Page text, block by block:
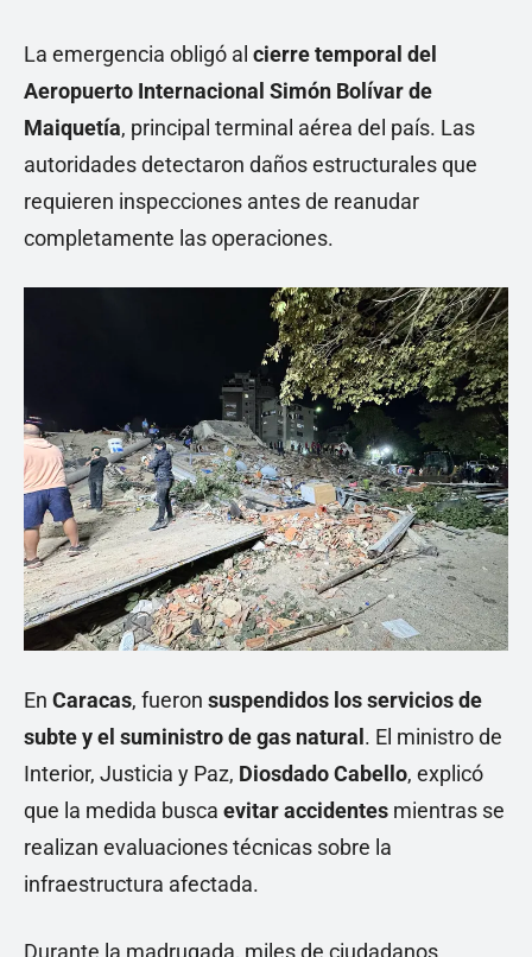
La emergencia obligó al cierre temporal del
Aeropuerto Internacional Simón Bolívar de
Maiquetía, principal terminal aérea del país. Las
autoridades detectaron daños estructurales que
requieren inspecciones antes de reanudar
completamente las operaciones.
En Caracas, fueron suspendidos los servicios de
subte y el suministro de gas natural . El ministro de
Interior, Justicia y Paz, Diosdado Cabello, explicó
que la medida busca evitar accidentes mientras se
realizan evaluaciones técnicas sobre la
infraestructura afectada.
Durante la madrugada, miles de ciudadanos